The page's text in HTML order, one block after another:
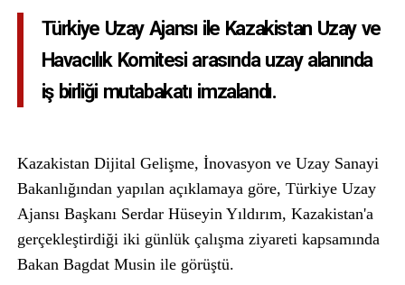
Türkiye Uzay Ajansı ile Kazakistan Uzay ve
Havacılık Komitesi arasında uzay alanında
iş birliği mutabakatı imzalandı.
Kazakistan Dijital Gelişme, İnovasyon ve Uzay Sanayi
Bakanlığından yapılan açıklamaya göre, Türkiye Uzay
Ajansı Başkanı Serdar Hüseyin Yıldırım, Kazakistan'a
gerçekleştirdiği iki günlük çalışma ziyareti kapsamında
Bakan Bagdat Musin ile görüştü.